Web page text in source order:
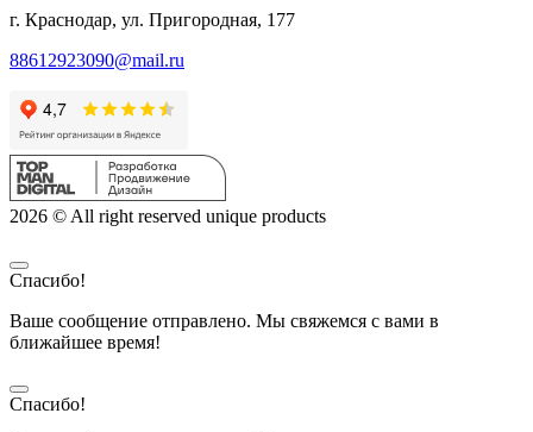
г. Краснодар, ул. Пригородная, 177
88612923090@mail.ru
2026 © All right reserved unique products
Спасибо!
Ваше сообщение отправлено. Мы свяжемся с вами в
ближайшее время!
Спасибо!